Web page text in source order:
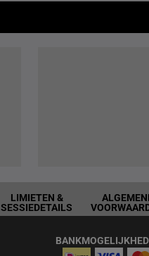
LIMIETEN &
SESSIEDETAILS